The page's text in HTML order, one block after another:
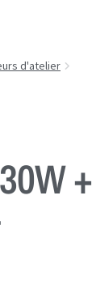
d'atelier
+